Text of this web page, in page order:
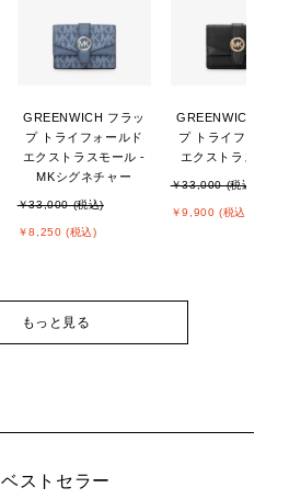
GREENWICH フラッ
プ トライフォールド
エクストラスモール -
MKシグネチャー
￥33,000 (税込)
￥8,250 (税込)
GREENWICH フラッ
プ トライフォールド
エクストラスモール
￥33,000 (税込)
￥9,900 (税込)
もっと見る
ベストセラー